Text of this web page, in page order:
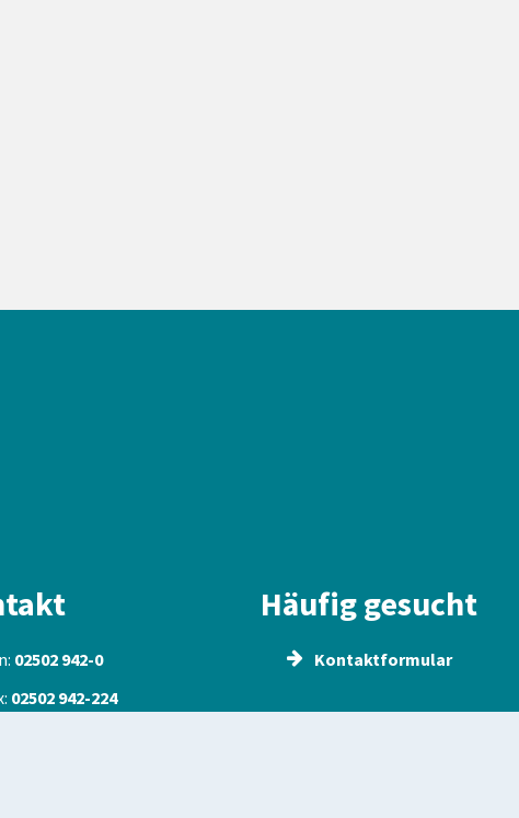
02502 942-0
02502 942-224
Häufig gesucht
Kontaktformular